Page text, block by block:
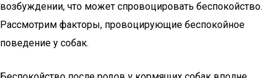
возбуждении, что может спровоцировать беспокойство.
Рассмотрим факторы, провоцирующие беспокойное
поведение у собак.